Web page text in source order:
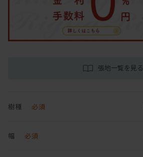
張地一覧を見る
樹種 必須
幅 必須